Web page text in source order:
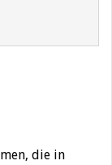
die in